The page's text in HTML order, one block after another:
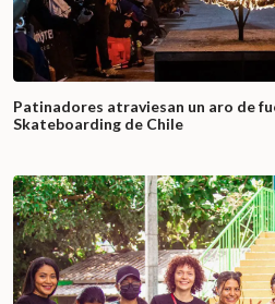
Patinadores atraviesan un aro de
Skateboarding de Chile